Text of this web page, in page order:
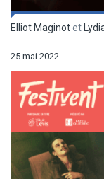
Elliot Maginotet
25 mai 2022